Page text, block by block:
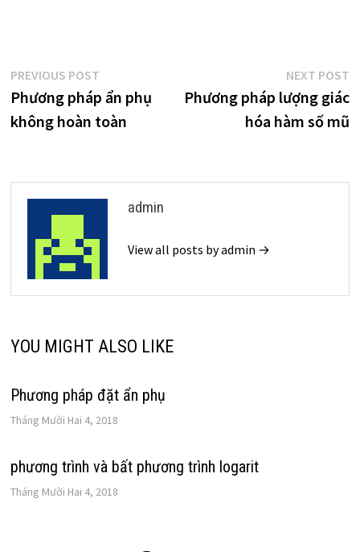
Điều
hướng
PREVIOUS POSTPrevious
post:
Phương pháp ẩn phụ
không hoàn toàn
NEXT POST
Phương pháp lượng giác
hóa hàm số mũ
admin
View all posts by admin →
YOU MIGHT ALSO LIKE
Phương pháp đặt ẩn phụ
Tháng Mười Hai 4, 2018
phương trình và bất phương trình logarit
Tháng Mười Hai 4, 2018